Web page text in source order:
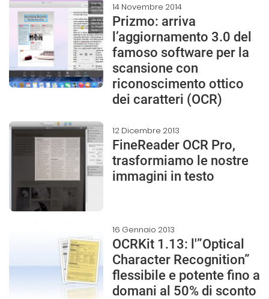
14 Novembre 2014
Prizmo: arriva
l’aggiornamento 3.0 del
famoso software per la
scansione con
riconoscimento ottico
dei caratteri (OCR)
12 Dicembre 2013
FineReader OCR Pro,
trasformiamo le nostre
immagini in testo
16 Gennaio 2013
OCRKit 1.13: l'”Optical
Character Recognition”
flessibile e potente fino a
domani al 50% di sconto